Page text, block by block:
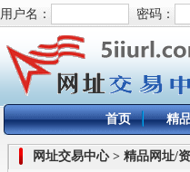
用户名： 密码：
首页 精
网址交易中心 > 精品网址/